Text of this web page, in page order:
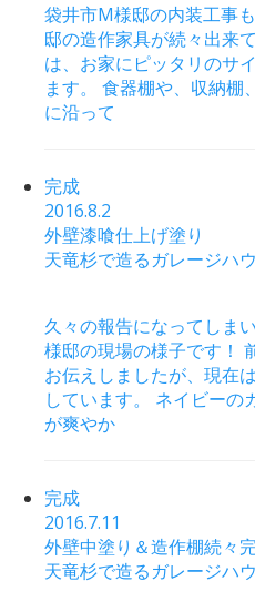
袋井市M様邸の内装工
邸の造作家具が続々出
は、お家にピッタリのサ
ます。 食器棚や、収納棚
に沿って
完成
2016.8.2
外壁漆喰仕上げ塗り
天竜杉で造るガレージ
久々の報告になってしま
様邸の現場の様子です！
お伝えしましたが、現在
しています。 ネイビーの
が爽やか
完成
2016.7.11
外壁中塗り＆造作棚続々
天竜杉で造るガレージ